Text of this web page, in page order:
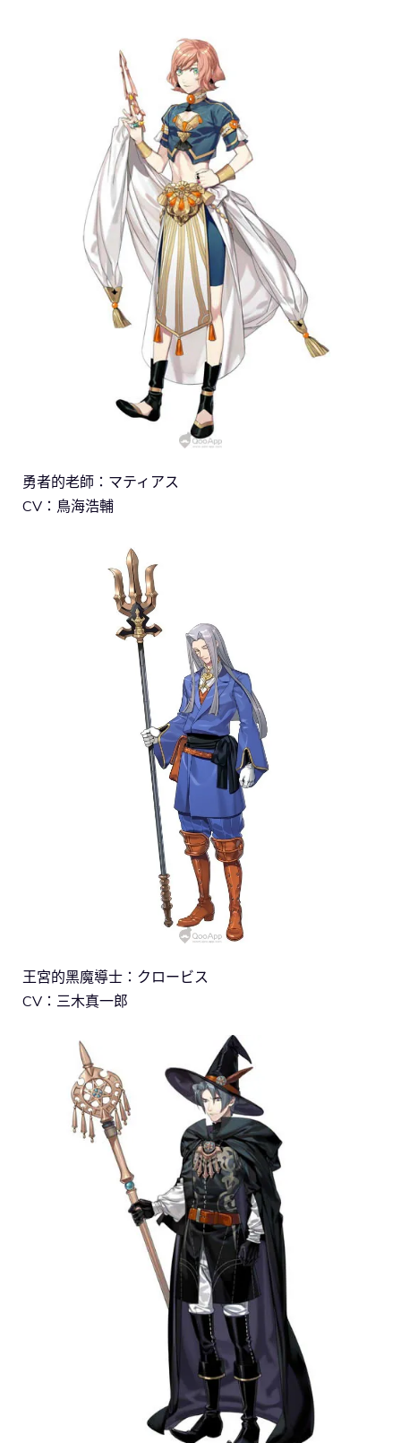
勇者的老師：マティアス
CV：鳥海浩輔
王宮的黑魔導士：クロービス
CV：三木真一郎